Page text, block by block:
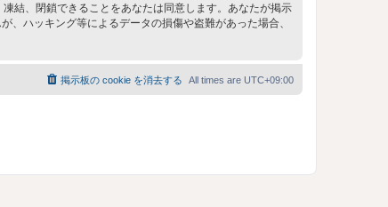
結、閉鎖できることをあなたは同意します。あなたが掲示
ハッキング等によるデータの損傷や盗難があった場合、
All times are UTC+09:00
掲示板の cookie を消去する